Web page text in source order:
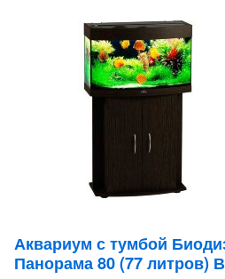
Аквариум с тумбой
Панорама 80 (77 литров)